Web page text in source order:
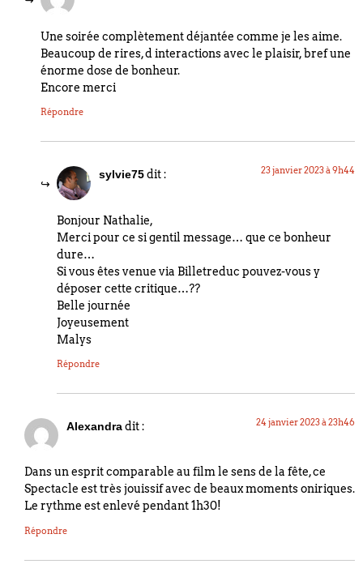
Une soirée complètement déjantée comme je les aime.
Beaucoup de rires, d interactions avec le plaisir, bref une
énorme dose de bonheur.
Encore merci
Répondre
sylvie75dit : 23 janvier 2023 à 9h44
Bonjour Nathalie,
Merci pour ce si gentil message… que ce bonheur
dure…
Si vous êtes venue via Billetreduc pouvez-vous y
déposer cette critique…??
Belle journée
Joyeusement
Malys
Répondre
Alexandradit : 24 janvier 2023 à 23h46
Dans un esprit comparable au film le sens de la fête, ce
Spectacle est très jouissif avec de beaux moments oniriques.
Le rythme est enlevé pendant 1h30!
Répondre